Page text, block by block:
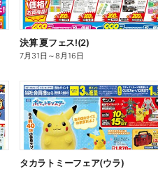
決算 夏フェス!(2)
7月31日 ～8月16日
タカラトミーフェア(ウラ)